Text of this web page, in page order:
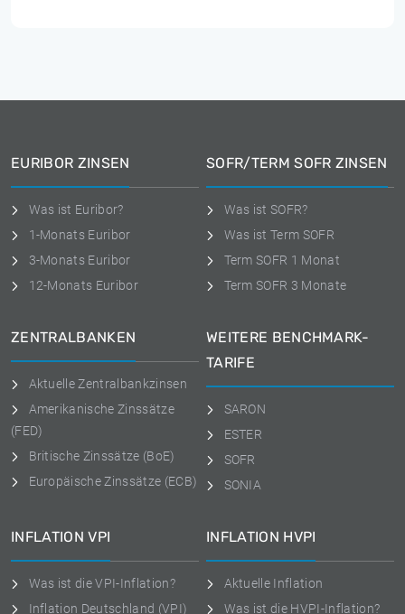
EURIBOR ZINSEN
Was ist Euribor?
1-Monats Euribor
3-Monats Euribor
12-Monats Euribor
SOFR/TERM SOFR ZINSEN
Was ist SOFR?
Was ist Term SOFR
Term SOFR 1 Monat
Term SOFR 3 Monate
ZENTRALBANKEN
Aktuelle Zentralbankzinsen
Amerikanische Zinssätze
(FED)
Britische Zinssätze (BoE)
Europäische Zinssätze (ECB)
WEITERE BENCHMARK-
TARIFE
SARON
ESTER
SOFR
SONIA
INFLATION VPI
Was ist die VPI-Inflation?
Inflation Deutschland (VPI)
INFLATION HVPI
Aktuelle Inflation
Was ist die HVPI-Inflation?